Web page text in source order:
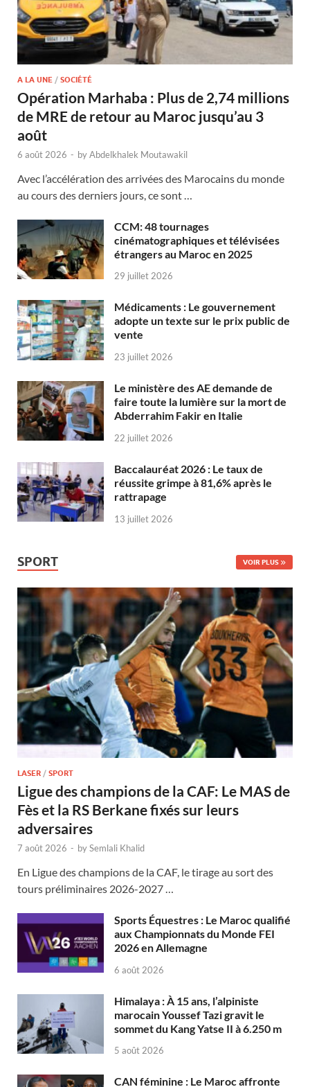
A LA UNE / SOCIÉTÉ
Opération Marhaba : Plus de 2,74 millions
de MRE de retour au Maroc jusqu’au 3
août
6 août 2026 - byAbdelkhalek Moutawakil
Avec l’accélération des arrivées des Marocains du monde
au cours des derniers jours, ce sont …
CCM: 48 tournages
cinématographiques et télévisées
étrangers au Maroc en 2025
29 juillet 2026
Médicaments : Le gouvernement
adopte un texte sur le prix public de
vente
23 juillet 2026
Le ministère des AE demande de
faire toute la lumière sur la mort de
Abderrahim Fakir en Italie
22 juillet 2026
Baccalauréat 2026 : Le taux de
réussite grimpe à 81,6% après le
rattrapage
13 juillet 2026
SPORT VOIR PLUS
LASER / SPORT
Ligue des champions de la CAF: Le MAS de
Fès et la RS Berkane fixés sur leurs
adversaires
7 août 2026 - bySemlali Khalid
En Ligue des champions de la CAF, le tirage au sort des
tours préliminaires 2026-2027 …
Sports Équestres : Le Maroc qualifié
aux Championnats du Monde FEI
2026 en Allemagne
6 août 2026
Himalaya : À 15 ans, l’alpiniste
marocain Youssef Tazi gravit le
sommet du Kang Yatse II à 6.250 m
5 août 2026
CAN féminine : Le Maroc affronte